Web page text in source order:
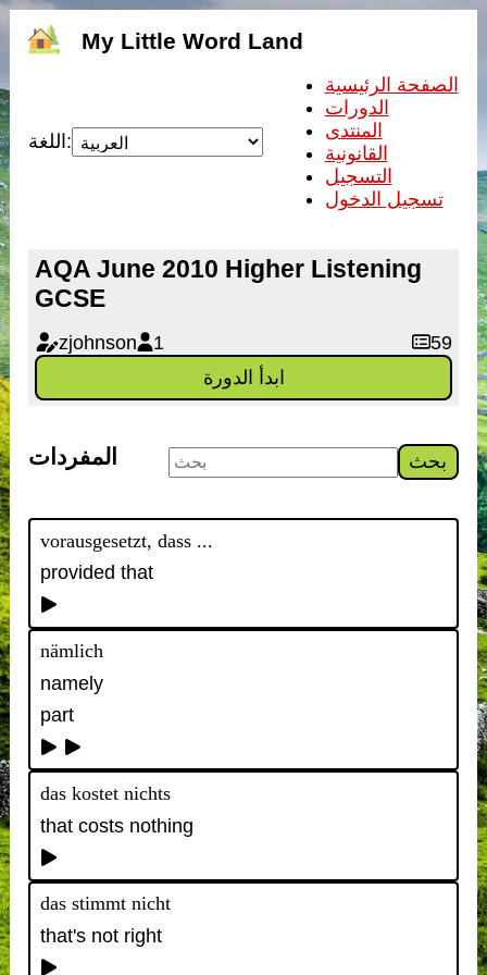
My Little Word Land
اللغة:
الصفحة الرئيسية
الدورات
المنتدى
القانونية
التسجيل
تسجيل الدخول
AQA June 2010 Higher Listening
GCSE
zjohnson 1
59
ابدأ الدورة
المفردات بحث
vorausgesetzt, dass ...
provided that
nämlich
namely
part
das kostet nichts
that costs nothing
das stimmt nicht
that's not right